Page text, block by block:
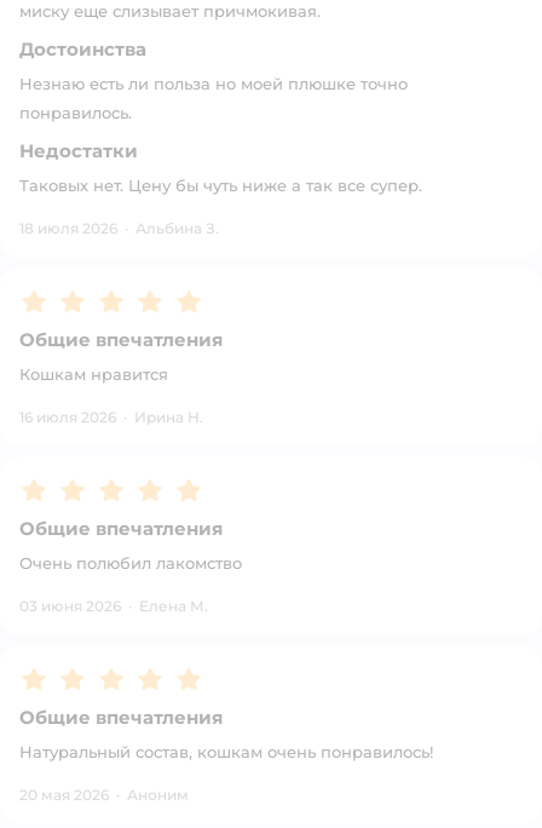
миску еще слизывает причмокивая.
Достоинства
Незнаю есть ли польза но моей плюшке точно
понравилось.
Недостатки
Таковых нет. Цену бы чуть ниже а так все супер.
18 июля 2026 · Альбина З.
Рейтинг:5
Общие впечатления
Кошкам нравится
16 июля 2026 · Ирина Н.
Рейтинг:5
Общие впечатления
Очень полюбил лакомство
03 июня 2026 · Елена М.
Рейтинг:5
Общие впечатления
Натуральный состав, кошкам очень понравилось!
20 мая 2026 · Аноним